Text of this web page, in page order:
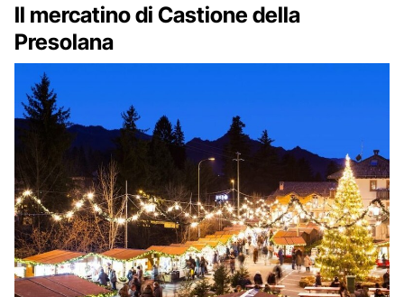
Il mercatino di Castione della
Presolana